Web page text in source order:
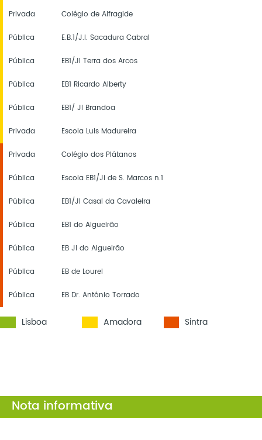
Privada Colégio de Alfragide
Pública E.B.1/J.I. Sacadura Cabral
Pública EB1/JI Terra dos Arcos
Pública EB1 Ricardo Alberty
Pública EB1/ JI Brandoa
Privada Escola Luis Madureira
Privada Colégio dos Plátanos
Pública Escola EB1/Ji de S. Marcos n.1
Pública EB1/JI Casal da Cavaleira
Pública EB1 do Algueirão
Pública EB JI do Algueirão
Pública EB de Lourel
Pública EB Dr. António Torrado
Lisboa Amadora Sintra
Nota informativa